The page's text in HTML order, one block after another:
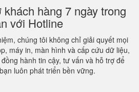
hàng 7 ngày trong
với Hotline
chúng tôi không chỉ giải quyết mọi
máy in, màn hình và cấp cứu dữ liệu,
hành tin cậy, tư vấn và hỗ trợ để
luôn phát triển bền vững.